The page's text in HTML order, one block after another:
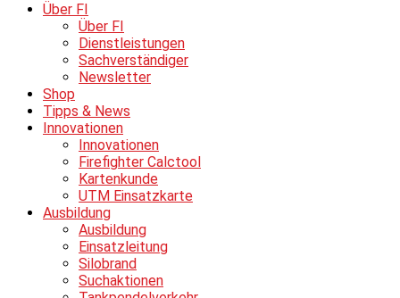
Über FI
Über FI
Dienstleistungen
Sachverständiger
Newsletter
Shop
Tipps & News
Innovationen
Innovationen
Firefighter Calctool
Kartenkunde
UTM Einsatzkarte
Ausbildung
Ausbildung
Einsatzleitung
Silobrand
Suchaktionen